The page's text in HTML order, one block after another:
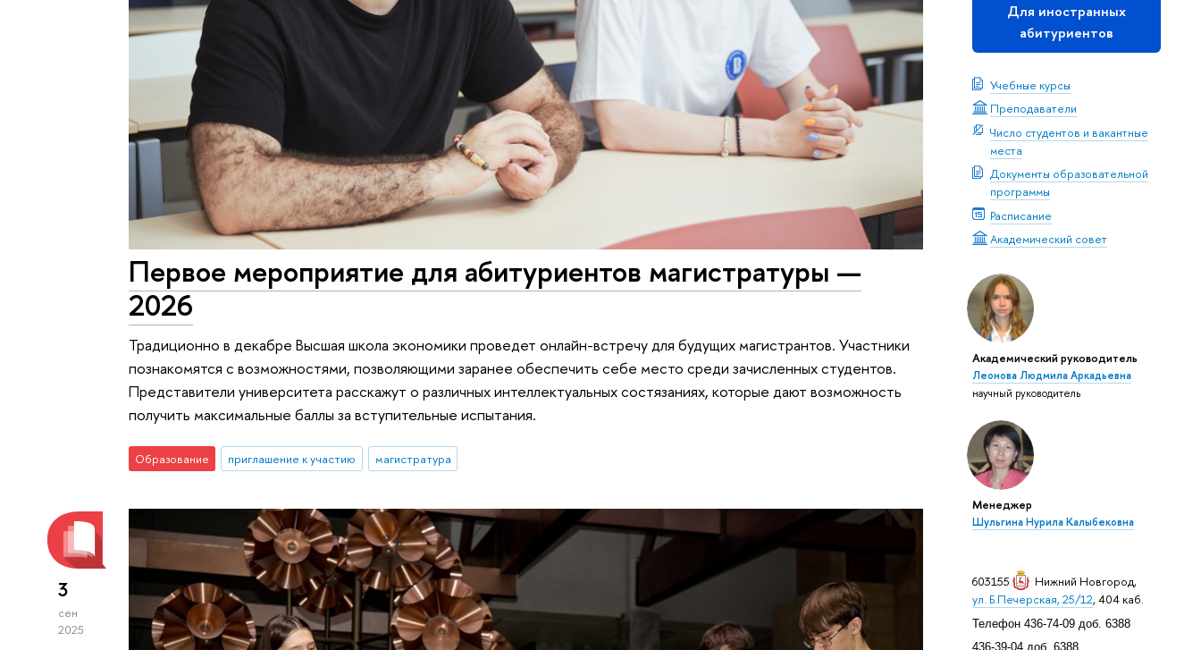
Для иностранных
абитуриентов
Учебные курсы
Преподаватели
Число студентов и вакантные
места
Документы образовательной
программы
Расписание
Академический совет
Академический руководитель
Леонова Людмила Аркадьевна
научный руководитель
Менеджер
Шульгина Нурила Калыбековна
603155 Нижний Новгород,
ул. Б.Печерская, 25/12, 404 каб.
Телефон 436-74-09 доб. 6388
436-39-04 доб. 6388
Первое мероприятие для абитуриентов магистратуры —
2026
Традиционно в декабре Высшая школа экономики проведет онлайн-встречу для будущих магистрантов. Участники
познакомятся с возможностями, позволяющими заранее обеспечить себе место среди зачисленных студентов.
Представители университета расскажут о различных интеллектуальных состязаниях, которые дают возможность
получить максимальные баллы за вступительные испытания.
Образование приглашение к участию магистратура
3
сен
2025